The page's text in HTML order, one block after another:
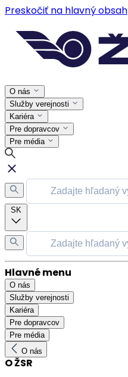
Preskočiť na hlavný obsah
O nás
Služby verejnosti
Kariéra
Pre dopravcov
Pre média
SK
Hlavné menu
O nás
Služby verejnosti
Kariéra
Pre dopravcov
Pre média
O nás
O ŽSR